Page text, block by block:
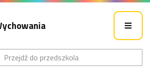
Przejdź do przedszkola